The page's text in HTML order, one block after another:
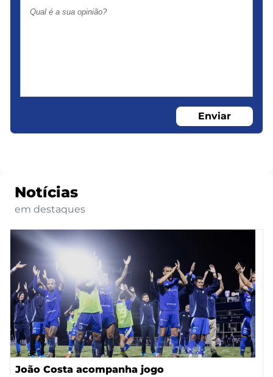
Enviar
Notícias
em destaques
João Costa acompanha jogo